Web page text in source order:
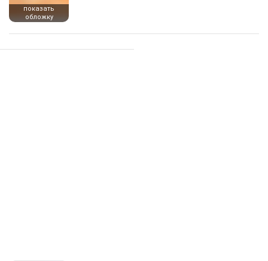
показать
обложку